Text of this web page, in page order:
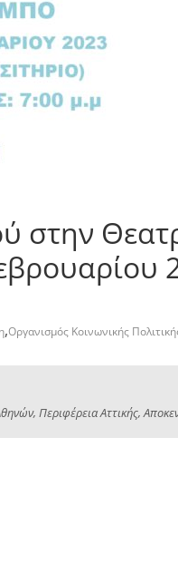
στην
,Οργανισμός Κοινωνικής
Περιφέρεια Αττικής,